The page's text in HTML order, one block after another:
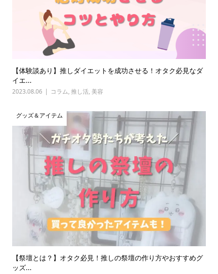
【体験談あり】推しダイエットを成功させる！オタク必見なダ
イエ...
2023.08.06 コラム, 推し活, 美容
グッズ＆アイテム
【祭壇とは？】オタク必見！推しの祭壇の作り方やおすすめグ
ッズ...